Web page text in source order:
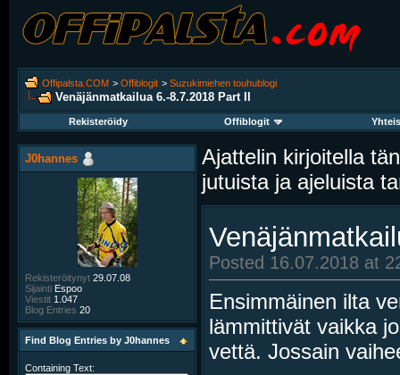
Offipalsta.COM > Offiblogit > Suzukimiehen touhublogi
Venäjänmatkailua 6.-8.7.2018 Part II
Rekisteröidy Offiblogit
Ajattelin kirjoitella
jutuista ja ajeluista
Posted 16.07.2018 at
Ensimmäinen ilta
lämmittivät vaikka
vettä. Jossain
J0hannes
Rekisteröitynyt 29.07.08
Sijainti Espoo
Viestit 1.047
Blog Entries 20
Find Blog Entries by J0hannes
Containing Text: